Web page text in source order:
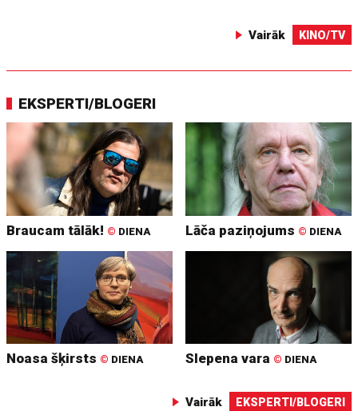
Vairāk KINO/TV
EKSPERTI/BLOGERI
Braucam tālāk! © DIENA Lāča paziņojums © DIENA
Noasa šķirsts © DIENA Slepena vara © DIENA
Vairāk EKSPERTI/BLOGERI